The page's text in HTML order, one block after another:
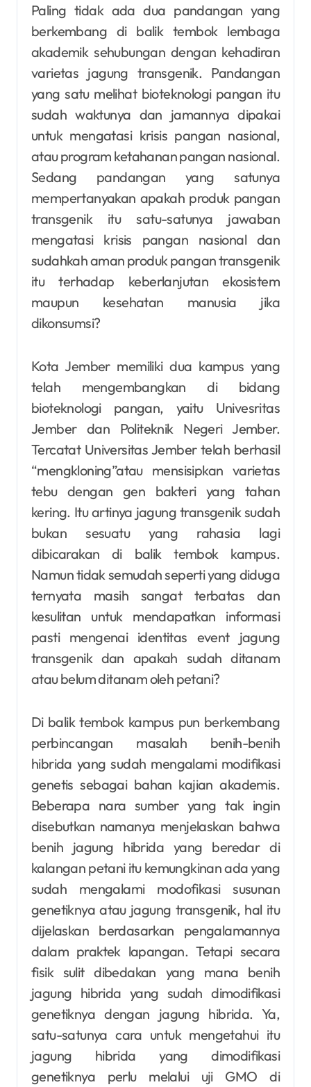
Paling tidak ada dua pandangan yang
berkembang di balik tembok lembaga
akademik sehubungan dengan kehadiran
varietas jagung transgenik. Pandangan
yang satu melihat bioteknologi pangan itu
sudah waktunya dan jamannya dipakai
untuk mengatasi krisis pangan nasional,
atau program ketahanan pangan nasional.
Sedang pandangan yang satunya
mempertanyakan apakah produk pangan
transgenik itu satu-satunya jawaban
mengatasi krisis pangan nasional dan
sudahkah aman produk pangan transgenik
itu terhadap keberlanjutan ekosistem
maupun kesehatan manusia jika
dikonsumsi?
Kota Jember memiliki dua kampus yang
telah mengembangkan di bidang
bioteknologi pangan, yaitu Univesritas
Jember dan Politeknik Negeri Jember.
Tercatat Universitas Jember telah berhasil
“mengkloning”atau mensisipkan varietas
tebu dengan gen bakteri yang tahan
kering. Itu artinya jagung transgenik sudah
bukan sesuatu yang rahasia lagi
dibicarakan di balik tembok kampus.
Namun tidak semudah seperti yang diduga
ternyata masih sangat terbatas dan
kesulitan untuk mendapatkan informasi
pasti mengenai identitas event jagung
transgenik dan apakah sudah ditanam
atau belum ditanam oleh petani?
Di balik tembok kampus pun berkembang
perbincangan masalah benih-benih
hibrida yang sudah mengalami modifikasi
genetis sebagai bahan kajian akademis.
Beberapa nara sumber yang tak ingin
disebutkan namanya menjelaskan bahwa
benih jagung hibrida yang beredar di
kalangan petani itu kemungkinan ada yang
sudah mengalami modofikasi susunan
genetiknya atau jagung transgenik, hal itu
dijelaskan berdasarkan pengalamannya
dalam praktek lapangan. Tetapi secara
fisik sulit dibedakan yang mana benih
jagung hibrida yang sudah dimodifikasi
genetiknya dengan jagung hibrida. Ya,
satu-satunya cara untuk mengetahui itu
jagung hibrida yang dimodifikasi
genetiknya perlu melalui uji GMO di